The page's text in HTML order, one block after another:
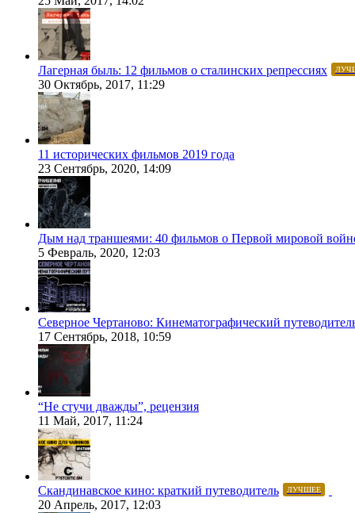
Лагерная быль: 12 фильмов о сталинских репрессиях
30 Октябрь, 2017, 11:29
11 исторических фильмов 2019 года
23 Сентябрь, 2020, 14:09
Дым над траншеями: 40 фильмов о Первой мировой
5 Февраль, 2020, 12:03
Северное Чертаново: Кинематографический
17 Сентябрь, 2018, 10:59
“Не стучи дважды”, рецензия
11 Май, 2017, 11:24
Скандинавское кино: краткий путеводитель ЛУЧШЕЕ
20 Апрель, 2017, 12:03